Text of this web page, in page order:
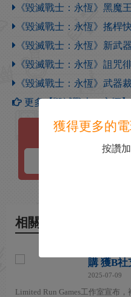
《毀滅戰士：永恆》黑魔
《毀滅戰士：永恆》搖桿
《毀滅戰士：永恆》新武
《毀滅戰士：永恆》詛咒
《毀滅戰士：永恆》武器
更多【毀滅戰士：永恆
毀滅
相關新聞
一代《
購 獲B
2025-07-09
Limited Run Games工作室宣布
獲得更多的
按讚